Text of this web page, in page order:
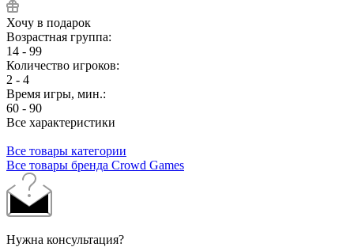
Хочу в подарок
Возрастная группа:
14 - 99
Количество игроков:
2 - 4
Время игры, мин.:
60 - 90
Все характеристики
Все товары категории
Все товары бренда Crowd Games
Нужна консультация?